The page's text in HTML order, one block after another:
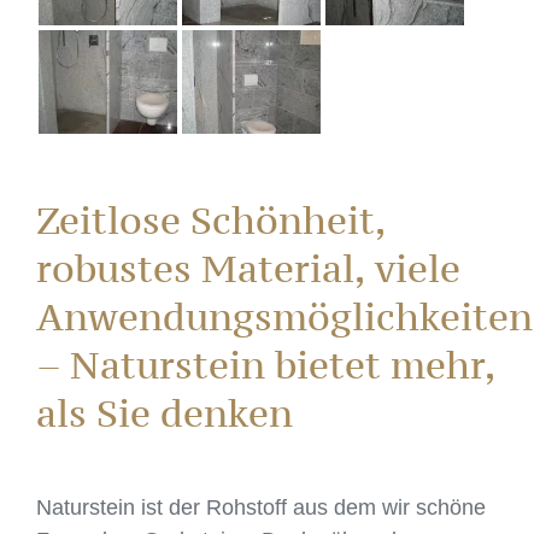
Zeitlose Schönheit,
robustes Material, viele
Anwendungsmöglichkeiten
– Naturstein bietet mehr,
als Sie denken
Naturstein ist der Rohstoff aus dem wir schöne